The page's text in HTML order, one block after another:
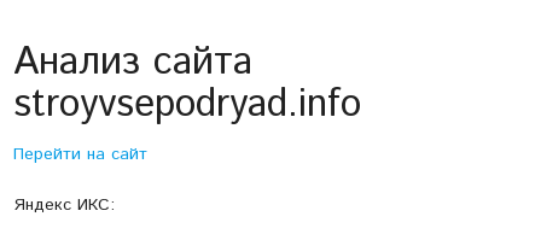
Анализ сайта
stroyvsepodryad.info
Перейти на сайт
Яндекс ИКС: